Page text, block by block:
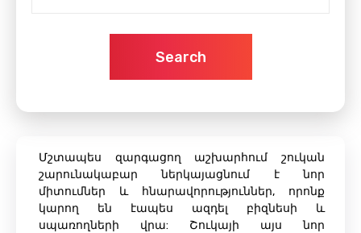
Search
Մշտապես զարգացող աշխարհում շուկան
շարունակաբար ներկայացնում է նոր
միտումներ և հնարավորություններ, որոնք
կարող են էապես ազդել բիզնեսի և
սպառողների վրա: Շուկայի այս նոր